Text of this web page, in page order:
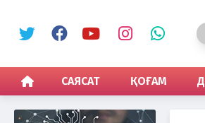
САЯСАТ ҚОҒАМ